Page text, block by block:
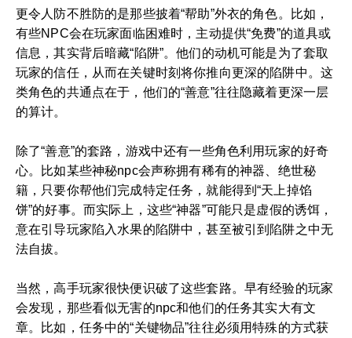
更令人防不胜防的是那些披着“帮助”外衣的角色。比如，
有些NPC会在玩家面临困难时，主动提供“免费”的道具或
信息，其实背后暗藏“陷阱”。他们的动机可能是为了套取
玩家的信任，从而在关键时刻将你推向更深的陷阱中。这
类角色的共通点在于，他们的“善意”往往隐藏着更深一层
的算计。
除了“善意”的套路，游戏中还有一些角色利用玩家的好奇
心。比如某些神秘npc会声称拥有稀有的神器、绝世秘
籍，只要你帮他们完成特定任务，就能得到“天上掉馅
饼”的好事。而实际上，这些“神器”可能只是虚假的诱饵，
意在引导玩家陷入水果的陷阱中，甚至被引到陷阱之中无
法自拔。
当然，高手玩家很快便识破了这些套路。早有经验的玩家
会发现，那些看似无害的npc和他们的任务其实大有文
章。比如，任务中的“关键物品”往往必须用特殊的方式获